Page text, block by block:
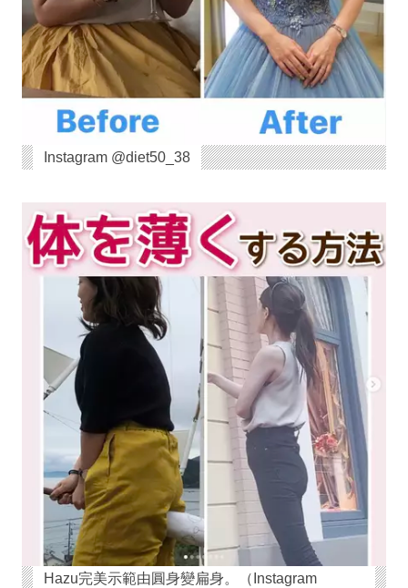
Instagram @diet50_38
Hazu完美示範由圓身變扁身。（Instagram